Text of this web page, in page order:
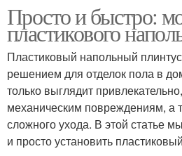
Просто и быстро:
пластикового
Пластиковый напольный
решением для отделок пола в
только выглядит
механическим повреждениям, а
сложного ухода. В этой статье
и просто установить